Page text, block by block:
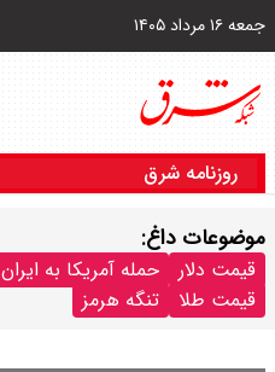
جمعه ۱۶ مرداد ۱۴۰۵
روزنامه شرق
موضوعات داغ:
قیمت دلار حمله آمریکا به ایران
قیمت طلا
تنگه هرمز